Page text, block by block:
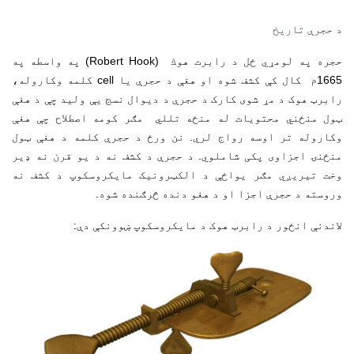
حجرې پورې اړوند عمومي تمرین
د حجرې تاریخ
حجره په لومړي ځل د رابرت هوك (Robert Hook) په واسطه په
1665م کال کې کشف شوه او هغې د حجرې یا cell کلمه وکاروله،
رابرټ هوک د مړ شوی کارک د حجرې د دیوال نسج یې ولید چې د هغې
ټول منځني محتویات له منځه تللي مګر کومه اصطلاح چې هغې
وکاروله تر اوسه رواج لري. نن ورځ د حجرې کلمه د هغې ټول
منځنۍ اجزاوی پکی شاملوي. د حجرې د کشف نه د یو قرن نه ډیر
وخت تیریږي مګر یواځې د الکټرونیک مایکروسکوپ د کشف نه
وروسته د حجرې اجزا او د هغو دنده څرګنده شوه.
لاندنې انځور د رابرټ هوک د مایکروسکوپ ښوونکې دې:
afrane.paris@gmail.com
نورې سرچینې
بیولوژی
درسي پلان چمتو کول او د ټولګي مدیریت
د چاپیریال ساینس
ریاضیات
له اوهم څخه تر نهم ټولګي پورې
له اوهم څخه تر نهم ټولګي پورې
له لسم څخه تر دولسم ټولګي پورې
له لومړي څخه تر دریم ټولګي پورې
له څلورم څخه تر شپږم ټولګي پورې
ټولو کچو ته